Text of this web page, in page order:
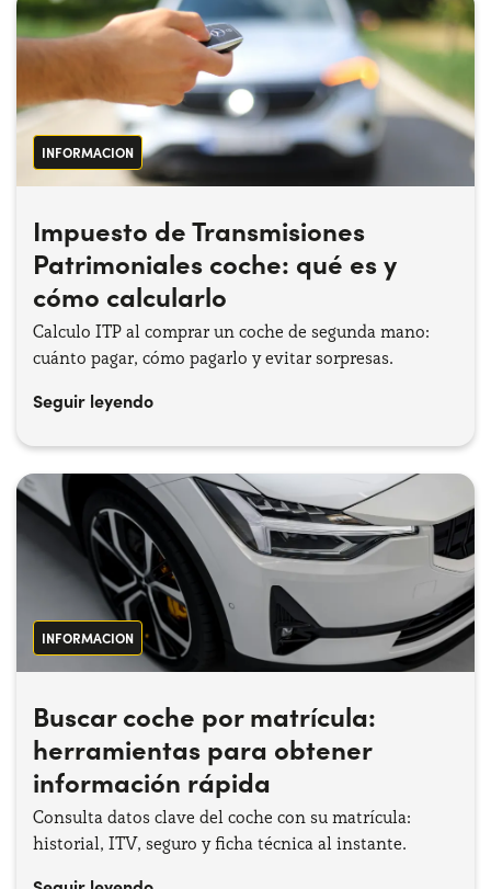
INFORMACION
Impuesto de Transmisiones
Patrimoniales coche: qué es y
cómo calcularlo
Calculo ITP al comprar un coche de segunda mano:
cuánto pagar, cómo pagarlo y evitar sorpresas.
Seguir leyendo
INFORMACION
Buscar coche por matrícula:
herramientas para obtener
información rápida
Consulta datos clave del coche con su matrícula:
historial, ITV, seguro y ficha técnica al instante.